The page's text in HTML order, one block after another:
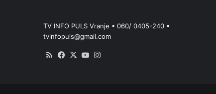
TV INFO PULS Vranje • 060/ 0405-240 •
tvinfopuls@gmail.com
RSS Facebook
X YouTube